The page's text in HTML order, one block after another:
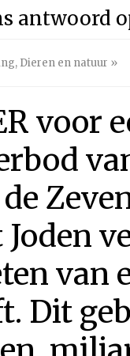
antwoord
, Dieren en natuur »
voor
Joden
van
Dit